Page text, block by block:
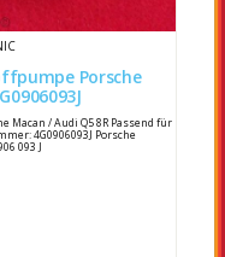
Porsche
/ Audi Q5 8R 4G0906093J
Macan / Audi Q5 8R Passend für
4G0906093J Porsche
093 J